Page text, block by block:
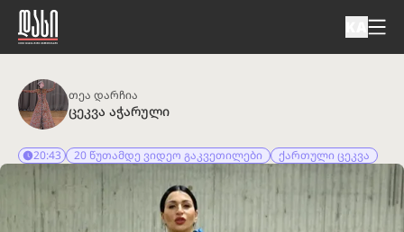
თეა დარჩია
ცეკვა აჭარული
20:43 20 წუთამდე ვიდეო გაკვეთილები ქართული ცეკვა